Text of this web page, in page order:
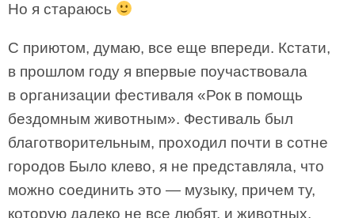
Но я стараюсь
С приютом, думаю, все еще впереди. Кстати,
в прошлом году я впервые поучаствовала
в организации фестиваля «Рок в помощь
бездомным животным». Фестиваль был
благотворительным, проходил почти в сотне
городов Было клево, я не представляла, что
можно соединить это — музыку, причем ту,
которую далеко не все любят, и животных.